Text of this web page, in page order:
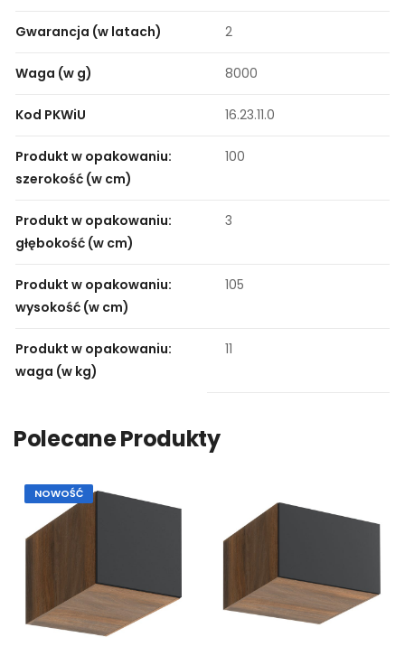
Gwarancja (w latach) 2
Waga (w g) 8000
Kod PKWiU 16.23.11.0
Produkt w opakowaniu:
szerokość (w cm)
100
Produkt w opakowaniu:
głębokość (w cm)
3
Produkt w opakowaniu:
wysokość (w cm)
105
Produkt w opakowaniu:
waga (w kg)
11
Polecane Produkty
NOWOŚĆ